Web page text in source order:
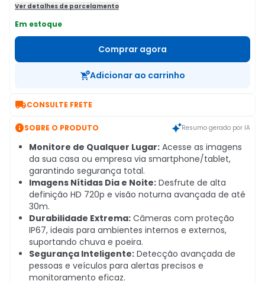
Ver detalhes de parcelamento
Em estoque
Comprar agora
Adicionar ao carrinho
CONSULTE FRETE
SOBRE O PRODUTO Resumo gerado por IA
Monitore de Qualquer Lugar: Acesse as imagens
da sua casa ou empresa via smartphone/tablet,
garantindo segurança total.
Imagens Nítidas Dia e Noite: Desfrute de alta
definição HD 720p e visão noturna avançada de até
30m.
Durabilidade Extrema: Câmeras com proteção
IP67, ideais para ambientes internos e externos,
suportando chuva e poeira.
Segurança Inteligente: Detecção avançada de
pessoas e veículos para alertas precisos e
monitoramento eficaz.